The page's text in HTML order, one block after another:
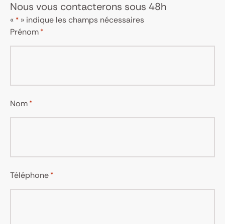
Nous vous contacterons sous 48h
« * » indique les champs nécessaires
Prénom *
Nom *
Téléphone *